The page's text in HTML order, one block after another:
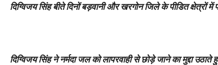
दिग्विजय सिंह बीते दिनों बड़वानी और खरगोन जिले के पीडित क्षेत्रों
दिग्विजय सिंह ने नर्मदा जल को लापरवाही से छोड़े जाने का मुद्दा